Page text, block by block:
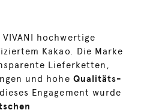
hochwertige
Kakao. Die Marke
Lieferketten,
und hohe Qualitäts-
Engagement wurde